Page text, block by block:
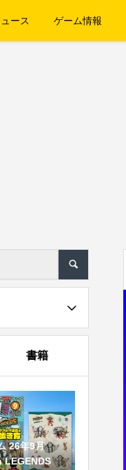
ース ゲーム情報
書籍
26年9月
LEGENDS